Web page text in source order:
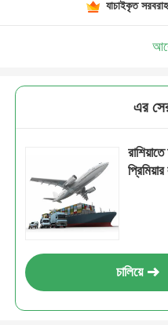
যাচাইকৃত
এর
চালিয়ে